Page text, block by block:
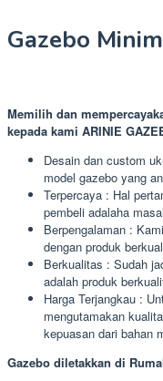
Gazebo
Memilih dan
kepada kami ARINIE
Desain dan custom
model gazebo yang
Terpercaya : Hal
pembeli adalaha
Berpengalaman :
dengan produk
Berkualitas : Sudah
adalah produk
Harga Terjangkau :
mengutamakan
kepuasan dari bahan
Gazebo diletakkan di